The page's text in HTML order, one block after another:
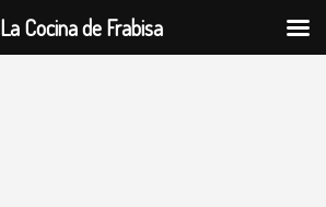
La Cocina de Frabisa